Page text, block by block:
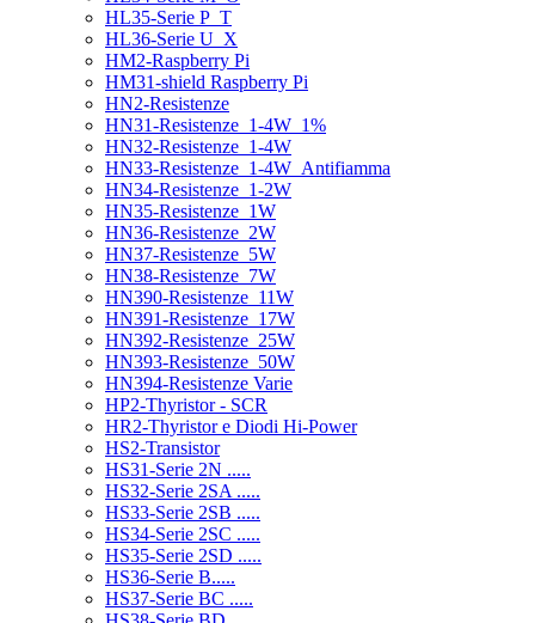
HL35-Serie P_T
HL36-Serie U_X
HM2-Raspberry Pi
HM31-shield Raspberry Pi
HN2-Resistenze
HN31-Resistenze_1-4W_1%
HN32-Resistenze_1-4W
HN33-Resistenze_1-4W_Antifiamma
HN34-Resistenze_1-2W
HN35-Resistenze_1W
HN36-Resistenze_2W
HN37-Resistenze_5W
HN38-Resistenze_7W
HN390-Resistenze_11W
HN391-Resistenze_17W
HN392-Resistenze_25W
HN393-Resistenze_50W
HN394-Resistenze Varie
HP2-Thyristor - SCR
HR2-Thyristor e Diodi Hi-Power
HS2-Transistor
HS31-Serie 2N .....
HS32-Serie 2SA .....
HS33-Serie 2SB .....
HS34-Serie 2SC .....
HS35-Serie 2SD .....
HS36-Serie B.....
HS37-Serie BC .....